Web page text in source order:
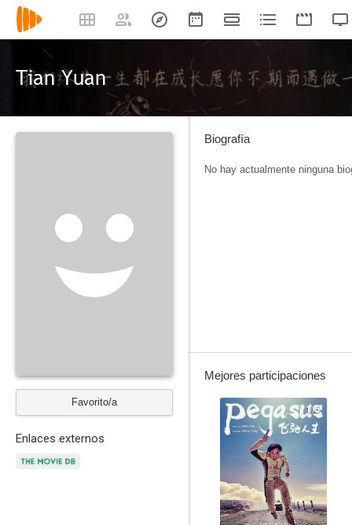
Tian Yuan
Favorito/a
Enlaces externos
Biografía
No hay actualmente ninguna
Mejores participaciones
1.5